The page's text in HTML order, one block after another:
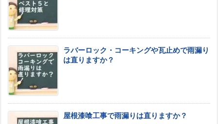
ラバーロック・コーキングや瓦止めで雨漏り
は直りますか？
屋根漆喰工事で雨漏りは直りますか？